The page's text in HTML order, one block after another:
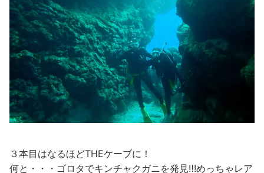
３本目はなるほどTHEケーブに！
何と・・・ゴロタでキンチャクガニを発見‼!めっちゃレア